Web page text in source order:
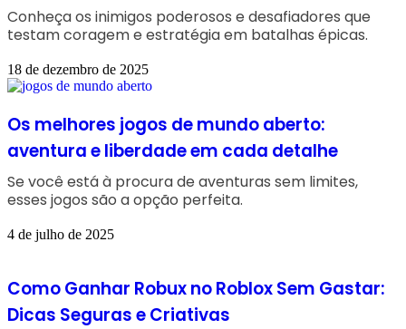
Conheça os inimigos poderosos e desafiadores que
testam coragem e estratégia em batalhas épicas.
18 de dezembro de 2025
Os melhores jogos de mundo aberto:
aventura e liberdade em cada detalhe
Se você está à procura de aventuras sem limites,
esses jogos são a opção perfeita.
4 de julho de 2025
Como Ganhar Robux no Roblox Sem Gastar:
Dicas Seguras e Criativas